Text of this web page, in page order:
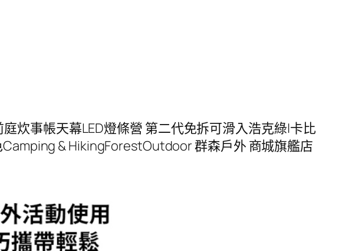
炊事帳天幕LED燈條營 第二代免拆可滑入浩克綠|卡比
& HikingForestOutdoor 群森戶外 商城旗艦店